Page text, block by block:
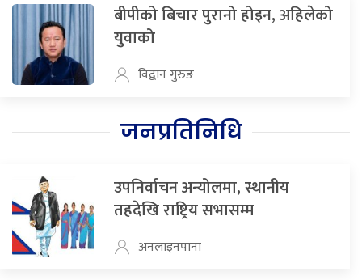
बीपीको बिचार पुरानो होइन, अहिलेको
युवाको
विद्वान गुरुङ
जनप्रतिनिधि
उपनिर्वाचन अन्योलमा, स्थानीय
तहदेखि राष्ट्रिय सभासम्म
अनलाइनपाना